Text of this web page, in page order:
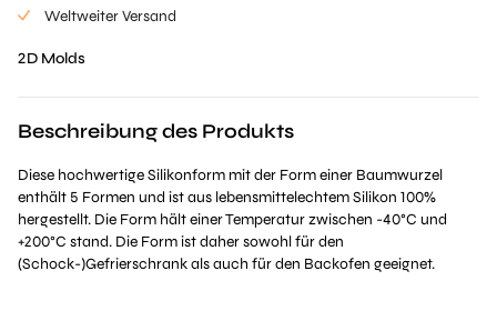
Weltweiter Versand
2D Molds
Beschreibung des Produkts
Diese hochwertige Silikonform mit der Form einer Baumwurzel
enthält 5 Formen und ist aus lebensmittelechtem Silikon 100%
hergestellt. Die Form hält einer Temperatur zwischen -40°C und
+200°C stand. Die Form ist daher sowohl für den
(Schock-)Gefrierschrank als auch für den Backofen geeignet.